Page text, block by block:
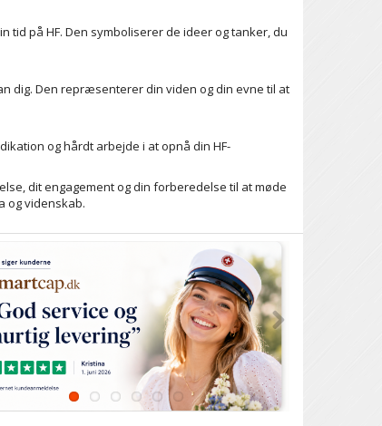
på HF. Den symboliserer de ideer og tanker, du
dig. Den repræsenterer din viden og din evne til at
og hårdt arbejde i at opnå din HF-
dit engagement og din forberedelse til at møde
og videnskab.